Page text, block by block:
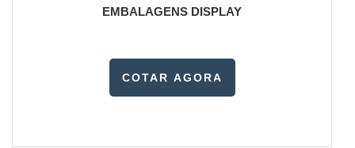
EMBALAGENS DISPLAY
COTAR AGORA